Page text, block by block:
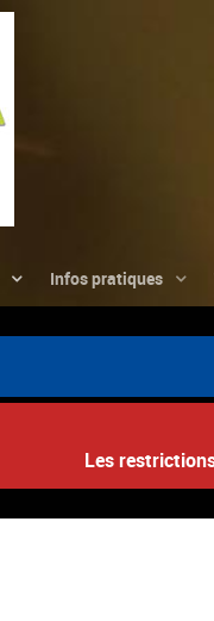
Infos pratiques
Les